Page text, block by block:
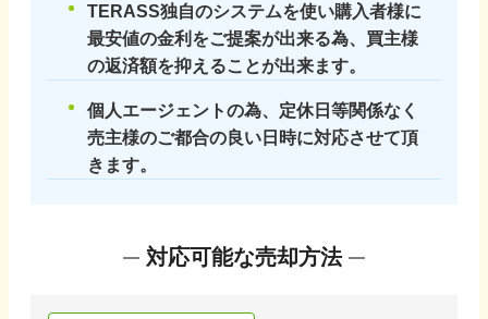
TERASS独自のシステムを使い購入者様に
最安値の金利をご提案が出来る為、買主様
の返済額を抑えることが出来ます。
個人エージェントの為、定休日等関係なく
売主様のご都合の良い日時に対応させて頂
きます。
対応可能な売却方法